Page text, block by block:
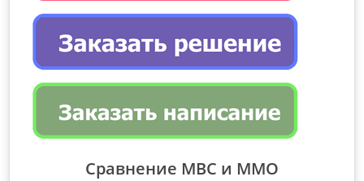
Сравнение МВС и ММО